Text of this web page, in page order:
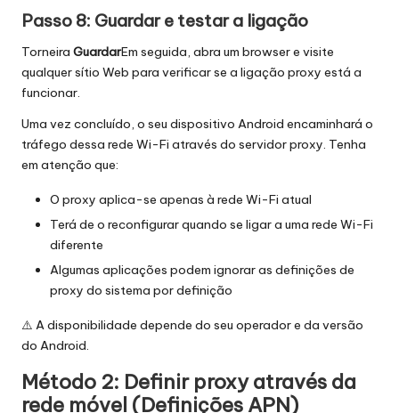
Passo 8: Guardar e testar a ligação
Torneira GuardarEm seguida, abra um browser e visite
qualquer sítio Web para verificar se a ligação proxy está a
funcionar.
Uma vez concluído, o seu dispositivo Android encaminhará o
tráfego dessa rede Wi-Fi através do servidor proxy. Tenha
em atenção que:
O proxy aplica-se apenas à rede Wi-Fi atual
Terá de o reconfigurar quando se ligar a uma rede Wi-Fi
diferente
Algumas aplicações podem ignorar as definições de
proxy do sistema por definição
⚠️ A disponibilidade depende do seu operador e da versão
do Android.
Método 2: Definir proxy através da
rede móvel (Definições APN)